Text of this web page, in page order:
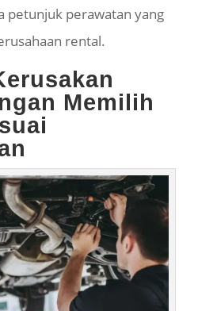
petunjuk perawatan yang
rental.
Memilih